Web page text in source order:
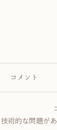
顔ツ
コメント
技術的な問題が